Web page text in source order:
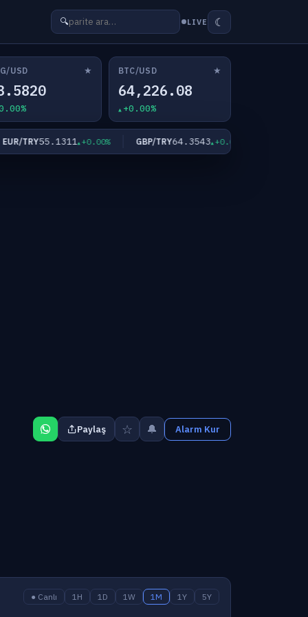
🔍 LIVE ☾
USD ★ BTC/USD ★
64,226.08
+0.00%
TRY55.1311 +0.00% GBP/TRY64.3543 +0.00%
Paylaş ☆ 🔔 Alarm Kur
● Canlı 1H 1D 1W 1M 1Y 5Y